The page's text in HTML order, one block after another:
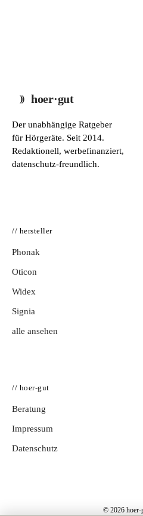
hoer·gut
Der unabhängige Ratgeber
für Hörgeräte. Seit 2014.
Redaktionell, werbefinanziert,
datenschutz-freundlich.
// hersteller
Phonak
Oticon
Widex
Signia
alle ansehen
// hoer-gut
Beratung
Impressum
Datenschutz
© 2026 hoer-